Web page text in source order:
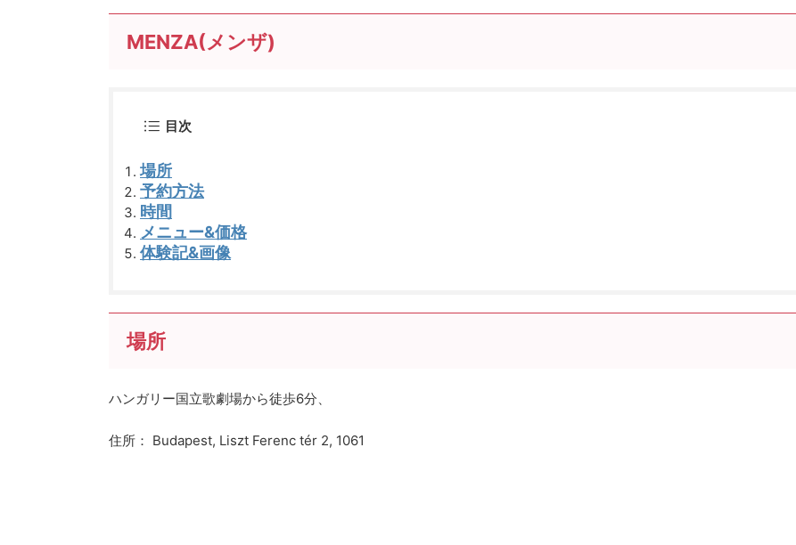
MENZA(メンザ)
目次
場所
予約方法
時間
メニュー&価格
体験記&画像
場所
ハンガリー国立歌劇場から徒歩6分、
住所： Budapest, Liszt Ferenc tér 2, 1061